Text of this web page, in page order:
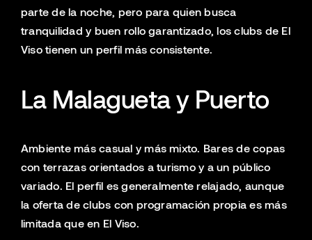
parte de la noche, pero para quien busca
tranquilidad y buen rollo garantizado, los clubs de El
Viso tienen un perfil más consistente.
La Malagueta y Puerto
Ambiente más casual y más mixto. Bares de copas
con terrazas orientados a turismo y a un público
variado. El perfil es generalmente relajado, aunque
la oferta de clubs con programación propia es más
limitada que en El Viso.